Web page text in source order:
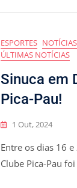
ESPORTES NOTÍCIAS
ÚLTIMAS NOTÍCIAS
Sinuca em
Pica-Pau!
1 Out, 2024
Entre os dias 16
Clube Pica-Pau